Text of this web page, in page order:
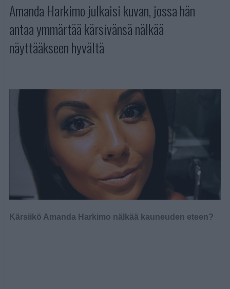
Amanda Harkimo julkaisi kuvan, jossa hän
antaa ymmärtää kärsivänsä nälkää
näyttääkseen hyvältä
Kärsiikö Amanda Harkimo nälkää kauneuden eteen?